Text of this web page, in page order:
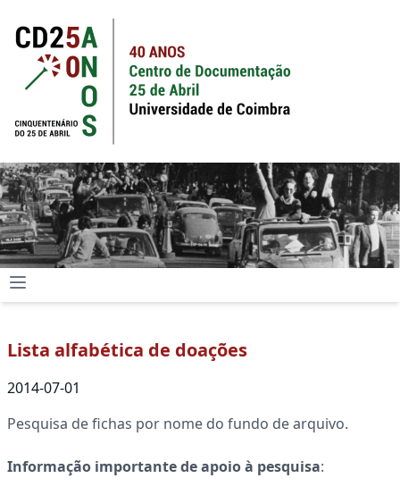
Lista alfabética de doações
2014-07-01
Pesquisa de fichas por nome do fundo de arquivo.
Informação importante de apoio à pesquisa: